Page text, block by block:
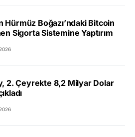
Hürmüz Boğazı’ndaki Bitcoin
Sigorta Sistemine Yaptırım
2. Çeyrekte 8,2 Milyar Dolar